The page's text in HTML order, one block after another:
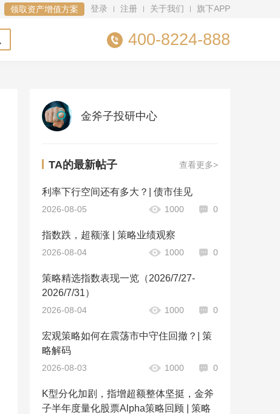
领取资产增值方案 登录 注册 关于我们 旗下APP
400-8224-888
金斧子投研中心
TA的最新帖子 查看更多>
利率下行空间还有多大？| 债市佳见
2026-08-05 1000 0
指数跌，超额涨 | 策略业绩观察
2026-08-04 1000 0
策略精选指数表现一览（2026/7/27-
2026/7/31）
2026-08-04 1000 0
宏观策略如何在震荡市中守住回撤？| 策
略解码
2026-08-03 1000 0
K型分化加剧，指增超额整体坚挺，金斧
子半年度量化股票Alpha策略回顾 | 策略